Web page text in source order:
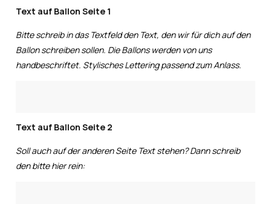
Text auf Ballon Seite 1
Bitte schreib in das Textfeld den Text, den wir für dich auf den
Ballon schreiben sollen. Die Ballons werden von uns
handbeschriftet. Stylisches Lettering passend zum Anlass.
Text auf Ballon Seite 2
Soll auch auf der anderen Seite Text stehen? Dann schreib
den bitte hier rein: